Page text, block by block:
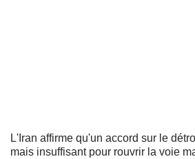
L'Iran affirme qu'un accord sur le
mais insuffisant pour rouvrir la voie